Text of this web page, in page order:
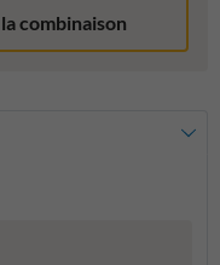
combinaison